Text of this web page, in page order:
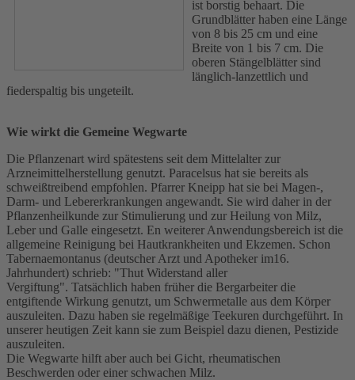
ist borstig behaart. Die
Grundblätter haben eine Länge
von 8 bis 25 cm und eine
Breite von 1 bis 7 cm. Die
oberen Stängelblätter sind
länglich-lanzettlich und
fiederspaltig bis ungeteilt.
Wie wirkt die Gemeine Wegwarte
Die Pflanzenart wird spätestens seit dem Mittelalter zur
Arzneimittelherstellung genutzt. Paracelsus hat sie bereits als
schweißtreibend empfohlen. Pfarrer Kneipp hat sie bei Magen-,
Darm- und Lebererkrankungen angewandt. Sie wird daher in der
Pflanzenheilkunde zur Stimulierung und zur Heilung von Milz,
Leber und Galle eingesetzt. En weiterer Anwendungsbereich ist die
allgemeine Reinigung bei Hautkrankheiten und Ekzemen. Schon
Tabernaemontanus (deutscher Arzt und Apotheker im16.
Jahrhundert) schrieb: "Thut Widerstand aller
Vergiftung". Tatsächlich haben früher die Bergarbeiter die
entgiftende Wirkung genutzt, um Schwermetalle aus dem Körper
auszuleiten. Dazu haben sie regelmäßige Teekuren durchgeführt. In
unserer heutigen Zeit kann sie zum Beispiel dazu dienen, Pestizide
auszuleiten.
Die Wegwarte hilft aber auch bei Gicht, rheumatischen
Beschwerden oder einer schwachen Milz.